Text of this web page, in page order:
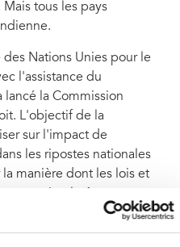
tous les pays
Nations Unies pour le
l'assistance du
lancé la Commission
L'objectif de la
sur l'impact de
les ripostes nationales
la manière dont les lois et
au VIH.